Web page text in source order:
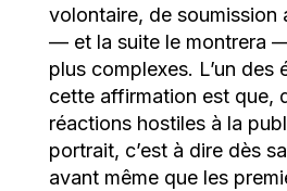
volontaire, de soumission
— et la suite le montrera
plus complexes. L’un des
cette affirmation est que,
réactions hostiles à la
portrait, c’est à dire dès
avant même que les